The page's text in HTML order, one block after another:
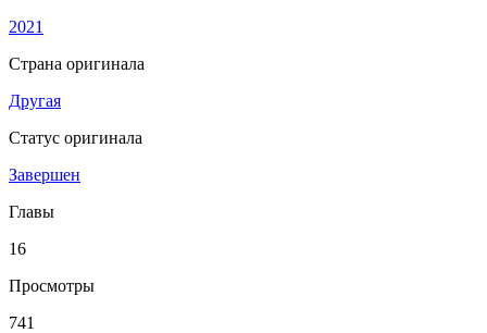
2021
Страна оригинала
Другая
Статус оригинала
Завершен
Главы
16
Просмотры
741